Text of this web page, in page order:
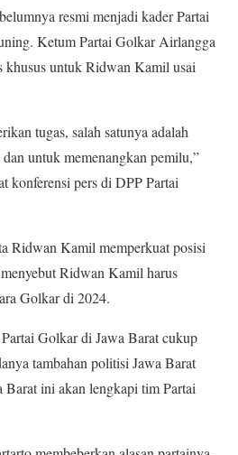
resmi menjadi kader Partai
Ketum Partai Golkar Airlangga
khusus untuk Ridwan Kamil usai
tugas, salah satunya adalah
untuk memenangkan pemilu,”
konferensi pers di DPP Partai
Ridwan Kamil memperkuat posisi
Ridwan Kamil harus
Golkar di 2024.
Partai Golkar di Jawa Barat cukup
tambahan politisi Jawa Barat
Barat ini akan lengkapi tim Partai